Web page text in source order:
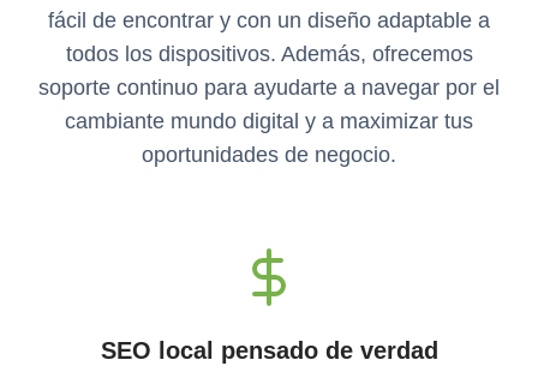
fácil de encontrar y con un diseño adaptable a
todos los dispositivos. Además, ofrecemos
soporte continuo para ayudarte a navegar por el
cambiante mundo digital y a maximizar tus
oportunidades de negocio.
SEO local pensado de verdad